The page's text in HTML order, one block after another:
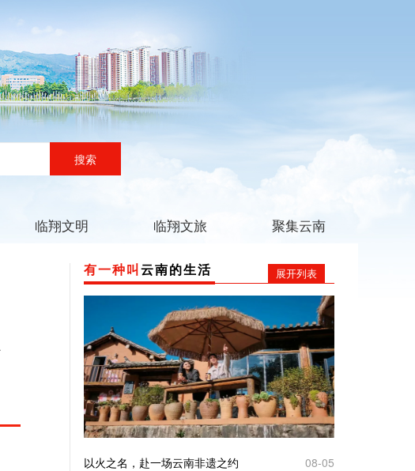
搜索
临翔文明 临翔文旅 聚集云南
有一种叫云南的生活 展开列表
以火之名，赴一场云南非遗之约
08-05